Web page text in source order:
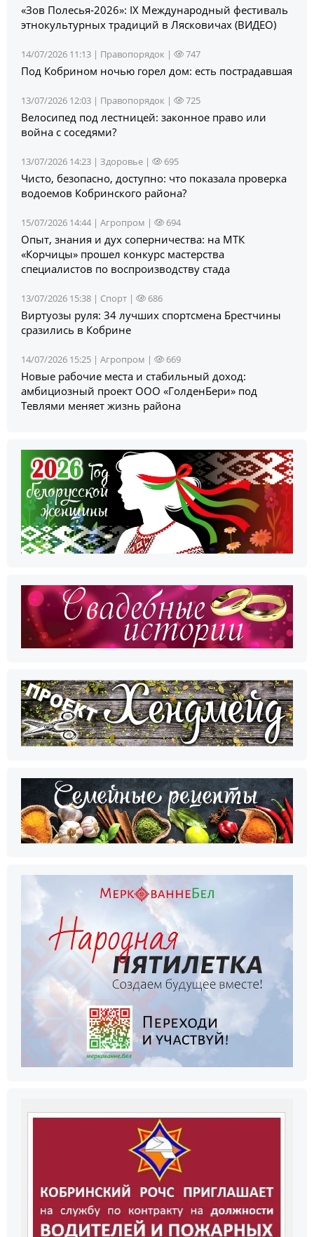
«Зов Полесья‑2026»: IX Международный фестиваль
этнокультурных традиций в Лясковичах (ВИДЕО)
14/07/2026 11:13 | Правопорядок | 747
Под Кобрином ночью горел дом: есть пострадавшая
13/07/2026 12:03 | Правопорядок | 725
Велосипед под лестницей: законное право или
война с соседями?
13/07/2026 14:23 | Здоровье | 695
Чисто, безопасно, доступно: что показала проверка
водоемов Кобринского района?
15/07/2026 14:44 | Агропром | 694
Опыт, знания и дух соперничества: на МТК
«Корчицы» прошел конкурс мастерства
специалистов по воспроизводству стада
13/07/2026 15:38 | Спорт | 686
Виртуозы руля: 34 лучших спортсмена Брестчины
сразились в Кобрине
14/07/2026 15:25 | Агропром | 669
Новые рабочие места и стабильный доход:
амбициозный проект ООО «ГолденБери» под
Тевлями меняет жизнь района